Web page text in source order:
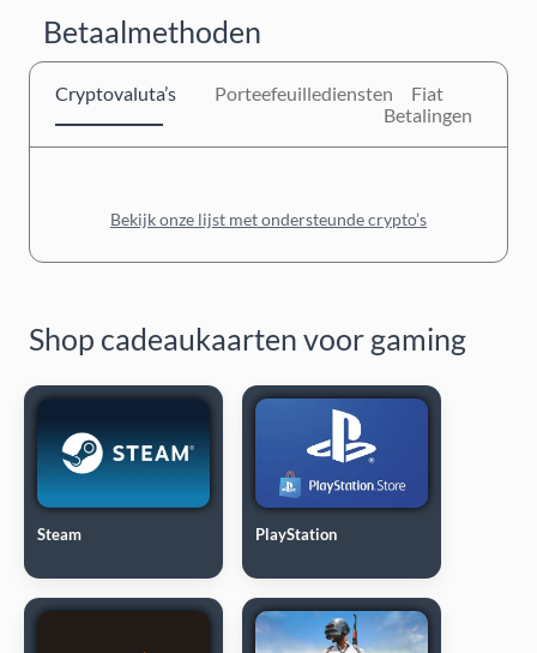
Betaalmethoden
Cryptovaluta’s Porteefeuillediensten
Fiat
Betalingen
Bekijk onze lijst met ondersteunde crypto’s
Shop cadeaukaarten voor gaming
Steam PlayStation